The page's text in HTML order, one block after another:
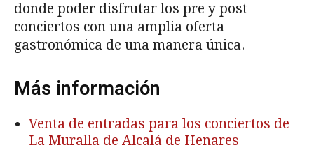
donde poder disfrutar los pre y post
conciertos con una amplia oferta
gastronómica de una manera única.
Más información
Venta de entradas para los conciertos de
La Muralla de Alcalá de Henares